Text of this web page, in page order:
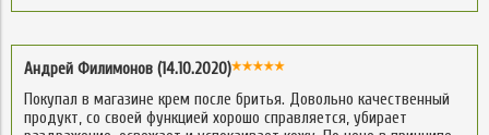
Андрей Филимонов (14.10.2020)
Покупал в магазине крем после бритья. Довольно качественный
продукт, со своей функцией хорошо справляется, убирает